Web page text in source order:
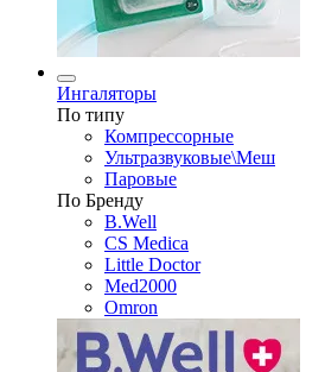
Ингаляторы
По типу
Компрессорные
Ультразвуковые\Меш
Паровые
По Бренду
B.Well
CS Medica
Little Doctor
Med2000
Omron